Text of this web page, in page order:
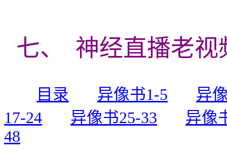
七、 神经直播老
目录 异像书1-5
异
17-24
异像书25-33
异像
48